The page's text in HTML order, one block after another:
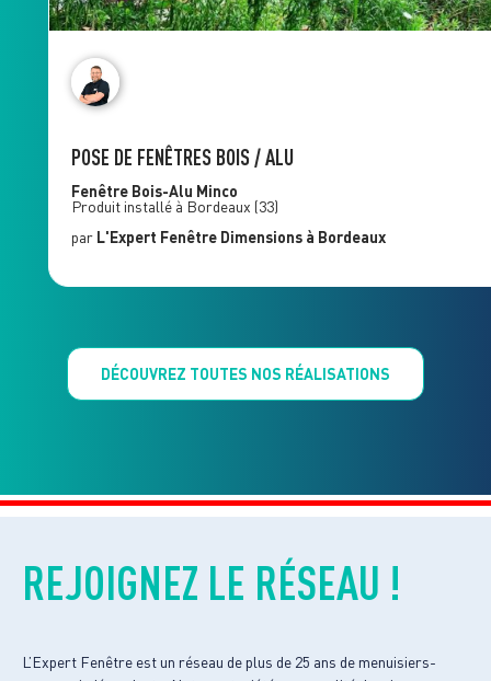
POSE DE FENÊTRES BOIS / ALU
Fenêtre Bois-Alu Minco
Produit installé à Bordeaux (33)
par L'Expert Fenêtre Dimensions à Bordeaux
DÉCOUVREZ TOUTES NOS RÉALISATIONS
REJOIGNEZ LE RÉSEAU !
L’Expert Fenêtre est un réseau de plus de 25 ans de menuisiers-